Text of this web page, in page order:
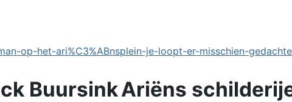
op-het-ari%C3%ABnsplein-je-loopt-er-misschien-
BuursinkAriëns